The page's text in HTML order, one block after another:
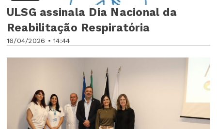
16/04/2026 • 14:44
ULSG assinala Dia Nacional da
Reabilitação Respiratória